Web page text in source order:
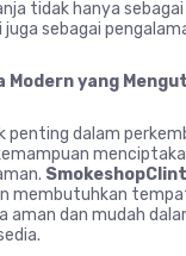
tidak hanya
sebagai
Modern yang
penting dalam
membutuhkan
aman dan mudah